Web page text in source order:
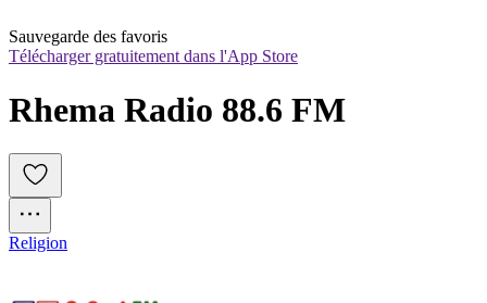
Sauvegarde des favoris
Télécharger gratuitement dans l'App Store
Rhema Radio 88.6 FM
Religion